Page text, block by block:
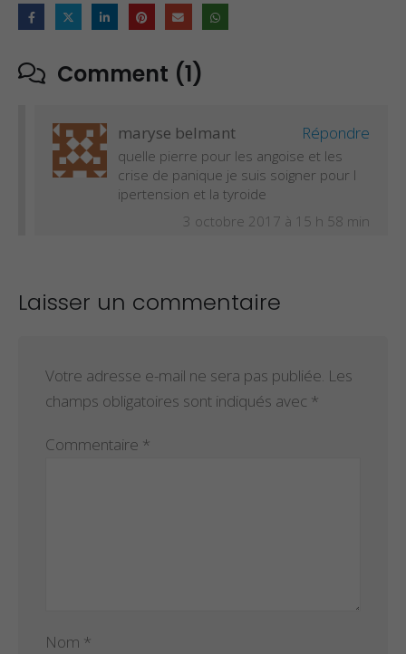
Comment (1)
maryse belmant Répondre
quelle pierre pour les angoise et les
crise de panique je suis soigner pour l
ipertension et la tyroide
3 octobre 2017 à 15 h 58 min
Laisser un commentaire
Votre adresse e-mail ne sera pas publiée. Les
champs obligatoires sont indiqués avec *
Commentaire *
Nom *